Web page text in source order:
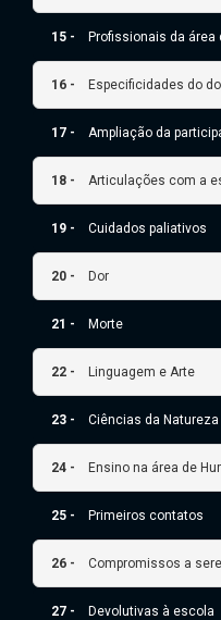
15 - Profissionais da área
16 - Especificidades do
17 - Ampliação da
18 - Articulações com a
19 - Cuidados paliativos
20 - Dor
21 - Morte
22 - Linguagem e Arte
23 - Ciências da
24 - Ensino na área de
25 - Primeiros contatos
26 - Compromissos a
27 - Devolutivas à escola